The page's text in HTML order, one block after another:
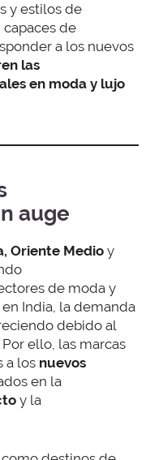
y estilos de
capaces de
a los nuevos
las
en moda y lujo
auge
Oriente Medio y
de moda y
India, la demanda
debido al
ello, las marcas
a los nuevos
en la
y la